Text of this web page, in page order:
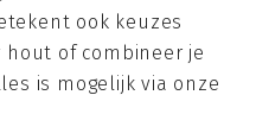
ook keuzes
hout of combineer je
is mogelijk via onze